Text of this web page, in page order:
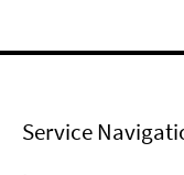
Service